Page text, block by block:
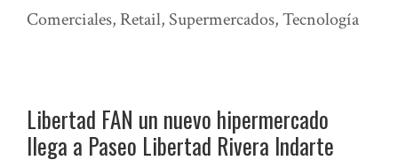
Comerciales, Retail, Supermercados,Tecnología
Libertad FAN un nuevo hipermercado
llega a Paseo Libertad Rivera Indarte